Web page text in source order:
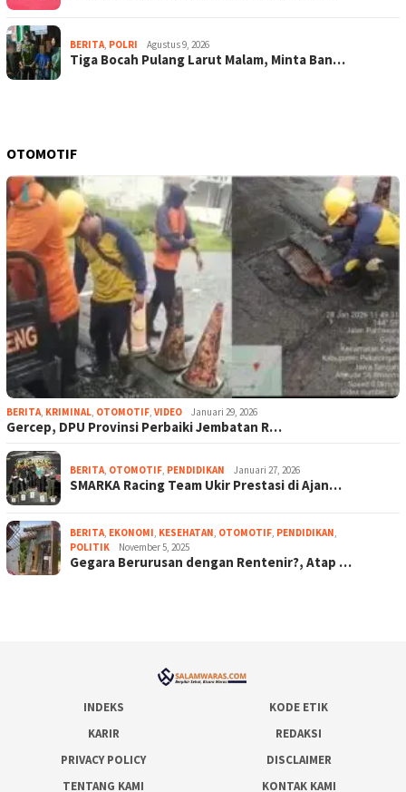
BERITA, POLRI Agustus 9, 2026
Tiga Bocah Pulang Larut Malam, Minta Ban…
OTOMOTIF
BERITA, KRIMINAL, OTOMOTIF, VIDEO Januari 29, 2026
Gercep, DPU Provinsi Perbaiki Jembatan R…
BERITA, OTOMOTIF, PENDIDIKAN Januari 27, 2026
SMARKA Racing Team Ukir Prestasi di Ajan…
BERITA, EKONOMI, KESEHATAN, OTOMOTIF, PENDIDIKAN,
POLITIK
November 5, 2025
Gegara Berurusan dengan Rentenir?, Atap …
INDEKS
KODE ETIK
KARIR
REDAKSI
PRIVACY POLICY
DISCLAIMER
TENTANG KAMI
KONTAK KAMI